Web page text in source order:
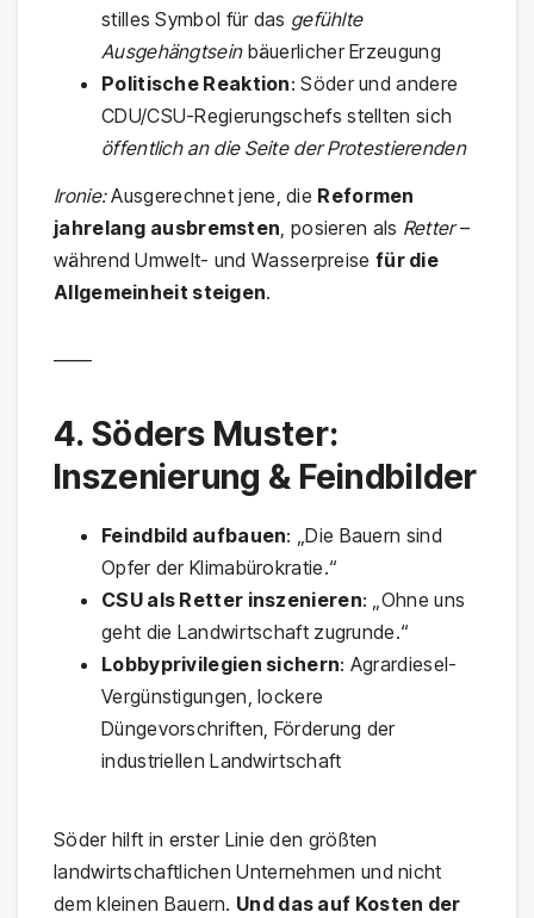
stilles Symbol für das gefühlte
Ausgehängtseinbäuerlicher Erzeugung
Politische Reaktion: Söder und andere
CDU/CSU-Regierungschefs stellten sich
öffentlich an die Seite der Protestierenden
Ironie:Ausgerechnet jene, die Reformen
jahrelang ausbremsten , posieren als Retter–
während Umwelt- und Wasserpreise für die
Allgemeinheit steigen.
——
4. Söders Muster:
Inszenierung & Feindbilder
Feindbild aufbauen: „Die Bauern sind
Opfer der Klimabürokratie.“
CSU als Retter inszenieren: „Ohne uns
geht die Landwirtschaft zugrunde.“
Lobbyprivilegien sichern: Agrardiesel-
Vergünstigungen, lockere
Düngevorschriften, Förderung der
industriellen Landwirtschaft
Söder hilft in erster Linie den größten
landwirtschaftlichen Unternehmen und nicht
dem kleinen Bauern. Und das auf Kosten der